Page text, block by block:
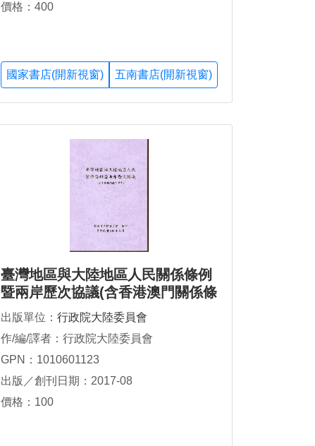
價格：400
國家書店(開新視窗) 五南書店(開新視窗)
臺灣地區與大陸地區人民關係條例
暨兩岸歷次協議(含香港澳門關係條
例)
出版單位： 行政院大陸委員會
作/編/譯者：行政院大陸委員會
GPN：1010601123
出版／創刊日期：2017-08
價格：100